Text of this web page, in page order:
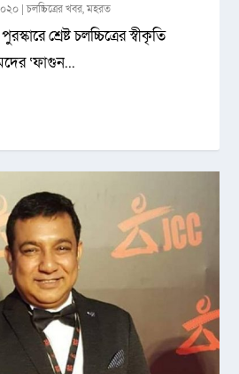
|চলচ্চিত্রের খবর,মহরত
শ্রেষ্ট চলচ্চিত্রের স্বীকৃতি
‘ফাগুন...